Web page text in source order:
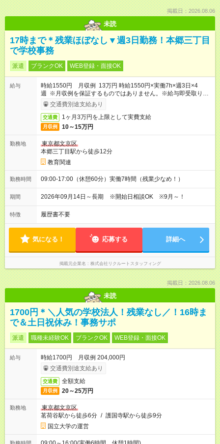
掲載日：2026.08.06
未読
17時まで＊残業ほぼなし▼週3日勤務！本郷三丁目
で学校事務
派遣 ブランクOK WEB登録・面接OK
給与
時給1550円 月収例 13万円 時給1550円×実働7h×週3日×4
週 ※月収例を保証するものではありません。※給与即受取りサ
ービス利用可（利用条件有）
交通費別途支給あり
交通費 1ヶ月3万円を上限として実費支給
月収例 10～15万円
勤務地
東京都文京区
本郷三丁目駅から徒歩12分
教育関連
勤務時間 09:00-17:00（休憩60分）実働7時間（残業少なめ！）
期間 2026年09月14日～長期 ※開始日相談OK ※9月～！
特徴 履歴書不要
気になる！ 応募する 詳細へ
掲載元企業名 株式会社リクルートスタッフィング
掲載日：2026.08.06
未読
1700円＊＼人気の学校法人！残業なし／！16時ま
で＆土日祝休み！事務サポ
派遣 職種未経験OK ブランクOK WEB登録・面接OK
給与
時給1700円 月収例 204,000円
交通費別途支給あり
交通費 全額支給
月収例 20～25万円
勤務地
東京都文京区
茗荷谷駅から徒歩6分 / 護国寺駅から徒歩9分
国立大学の運営